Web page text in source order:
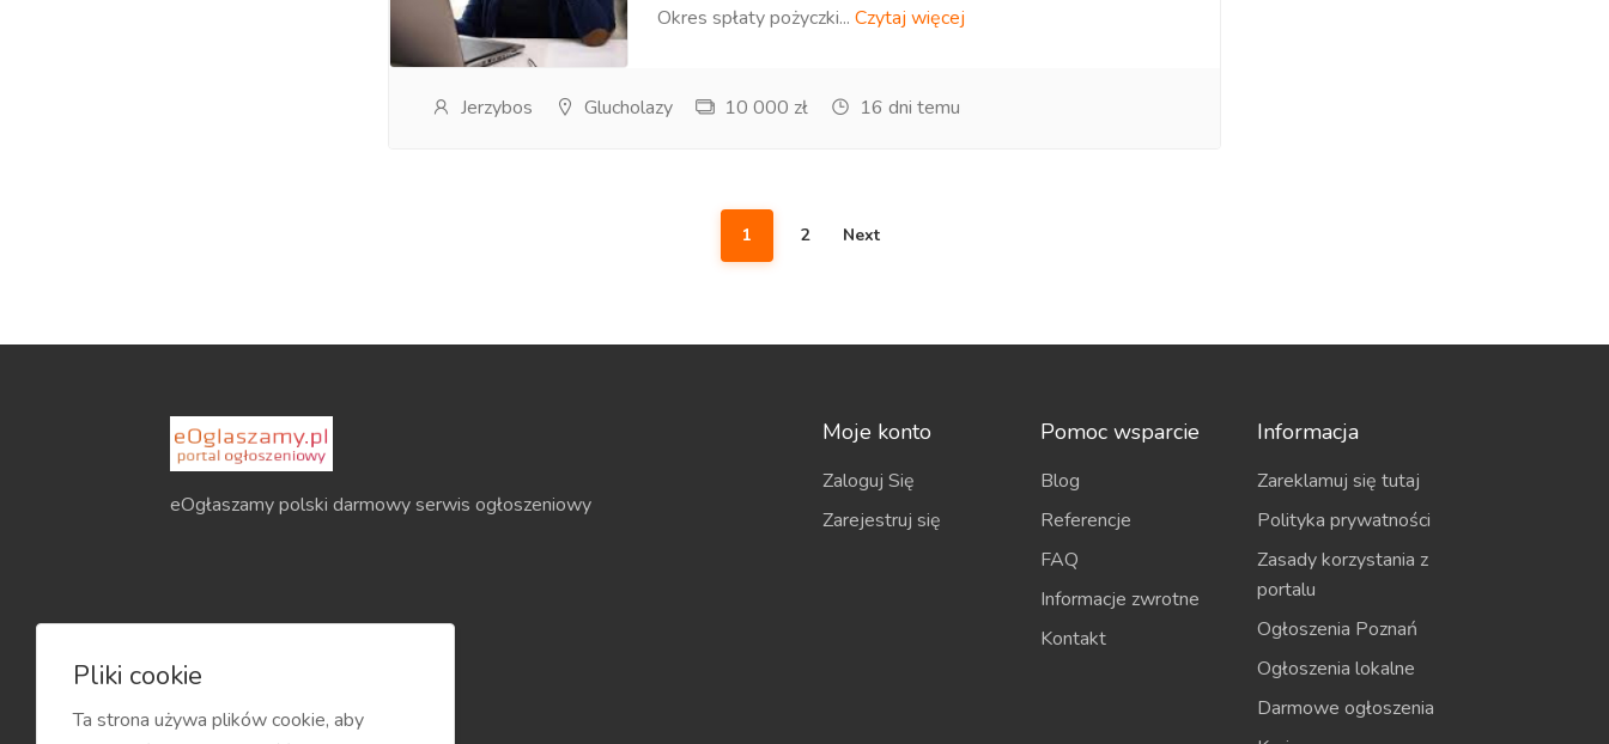
Okres spłaty pożyczki... Czytaj więcej
Jerzybos Glucholazy 10 000 zł 16 dni temu
1 2 Next
eOgłaszamy polski darmowy serwis ogłoszeniowy
Moje konto
Zaloguj Się
Zarejestruj się
Pomoc wsparcie
Blog
Referencje
FAQ
Informacje zwrotne
Kontakt
Informacja
Zareklamuj się tutaj
Polityka prywatności
Zasady korzystania z
portalu
Ogłoszenia Poznań
Ogłoszenia lokalne
Darmowe ogłoszenia
Pliki cookie
Ta strona używa plików cookie, aby